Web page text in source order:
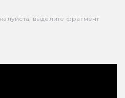
выделите фрагмент